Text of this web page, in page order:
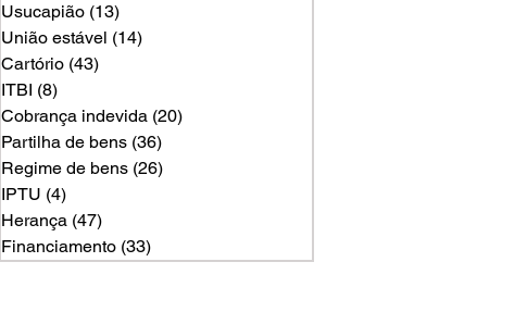
Usucapião (13)
União estável (14)
Cartório (43)
ITBI (8)
Cobrança indevida (20)
Partilha de bens (36)
Regime de bens (26)
IPTU (4)
Herança (47)
Financiamento (33)